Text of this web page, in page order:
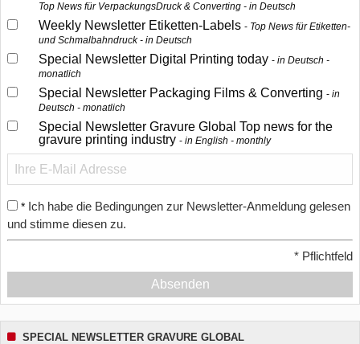
Top News für VerpackungsDruck & Converting - in Deutsch
Weekly Newsletter Etiketten-Labels
Top News für Etiketten-
und Schmalbahndruck - in Deutsch
Special Newsletter Digital Printing today
in Deutsch -
monatlich
Special Newsletter Packaging Films & Converting
in
Deutsch - monatlich
Special Newsletter Gravure Global Top news for the
gravure printing industry
in English - monthly
* Ich habe die Bedingungen zur Newsletter-Anmeldung gelesen
und stimme diesen zu.
* Pflichtfeld
Absenden
SPECIAL NEWSLETTER GRAVURE GLOBAL